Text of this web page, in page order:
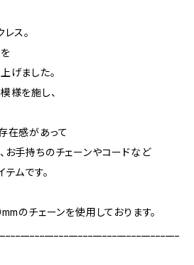
ス。
げました。
様を施し、
在感があって
お手持ちのチェーンやコードなど
ムです。
のチェーンを使用しております。